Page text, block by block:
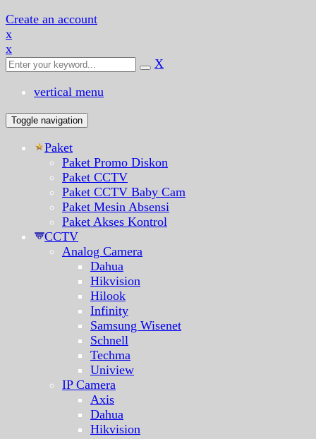
Create an account
x
x
X
vertical menu
Toggle navigation
Paket
Paket Promo Diskon
Paket CCTV
Paket CCTV Baby Cam
Paket Mesin Absensi
Paket Akses Kontrol
CCTV
Analog Camera
Dahua
Hikvision
Hilook
Infinity
Samsung Wisenet
Schnell
Techma
Uniview
IP Camera
Axis
Dahua
Hikvision